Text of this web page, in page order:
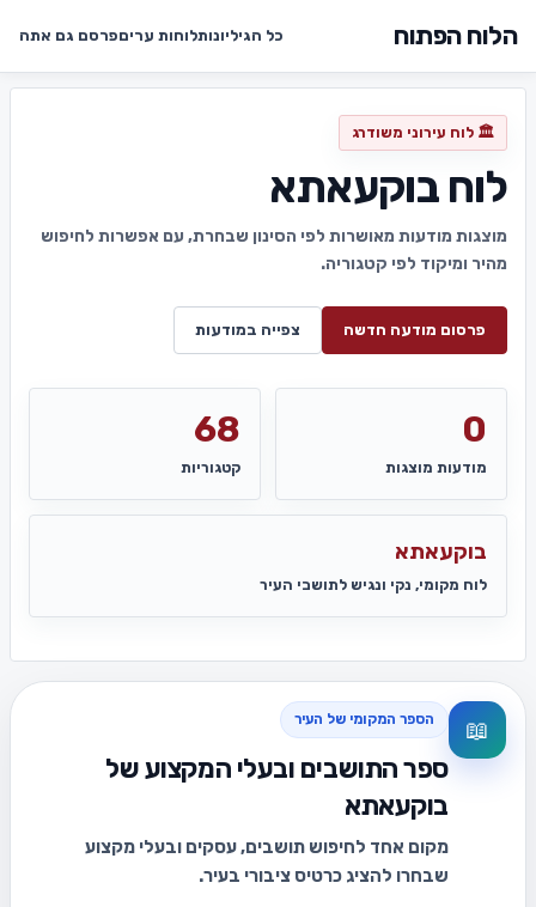
הלוח הפתוח כל הגיליונותלוחות עריםפרסם גם אתה
🏛️ לוח עירוני משודרג
לוח בוקעאתא
מוצגות מודעות מאושרות לפי הסינון שבחרת, עם אפשרות לחיפוש
מהיר ומיקוד לפי קטגוריה.
פרסום מודעה חדשה צפייה במודעות
0
מודעות מוצגות
68
קטגוריות
בוקעאתא
לוח מקומי, נקי ונגיש לתושבי העיר
📖 הספר המקומי של העיר
ספר התושבים ובעלי המקצוע של
בוקעאתא
מקום אחד לחיפוש תושבים, עסקים ובעלי מקצוע
שבחרו להציג כרטיס ציבורי בעיר.